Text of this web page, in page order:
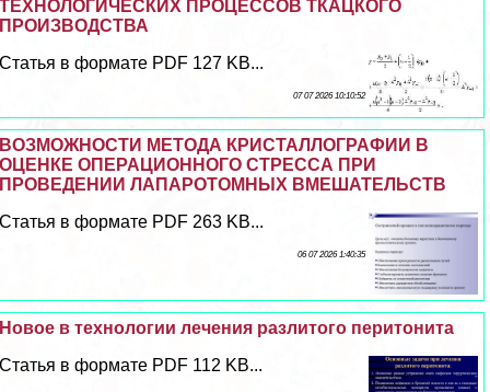
ТЕХНОЛОГИЧЕСКИХ ПРОЦЕССОВ ТКАЦКОГО
ПРОИЗВОДСТВА
Статья в формате PDF 127 KB...
07 07 2026 10:10:52
ВОЗМОЖНОСТИ МЕТОДА КРИСТАЛЛОГРАФИИ В
ОЦЕНКЕ ОПЕРАЦИОННОГО СТРЕССА ПРИ
ПРОВЕДЕНИИ ЛАПАРОТОМНЫХ ВМЕШАТЕЛЬСТВ
Статья в формате PDF 263 KB...
06 07 2026 1:40:35
Новое в технологии лечения разлитого перитонита
Статья в формате PDF 112 KB...